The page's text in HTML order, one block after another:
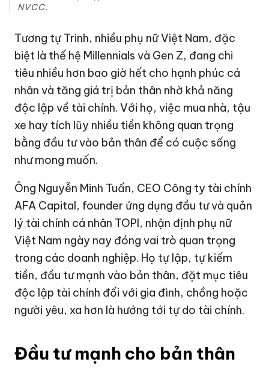
NVCC.
Tương tự Trinh, nhiều phụ nữ Việt Nam, đặc
biệt là thế hệ Millennials và Gen Z, đang chi
tiêu nhiều hơn bao giờ hết cho hạnh phúc cá
nhân và tăng giá trị bản thân nhờ khả năng
độc lập về tài chính. Với họ, việc mua nhà, tậu
xe hay tích lũy nhiều tiền không quan trọng
bằng đầu tư vào bản thân để có cuộc sống
như mong muốn.
Ông Nguyễn Minh Tuấn, CEO Công ty tài chính
AFA Capital, founder ứng dụng đầu tư và quản
lý tài chính cá nhân TOPI, nhận định phụ nữ
Việt Nam ngày nay đóng vai trò quan trọng
trong các doanh nghiệp. Họ tự lập, tự kiếm
tiền, đầu tư mạnh vào bản thân, đặt mục tiêu
độc lập tài chính đối với gia đình, chồng hoặc
người yêu, xa hơn là hướng tới tự do tài chính.
Đầu tư mạnh cho bản thân